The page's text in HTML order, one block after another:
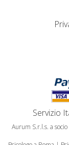
Servizio
Aurum S.r.l.s. a